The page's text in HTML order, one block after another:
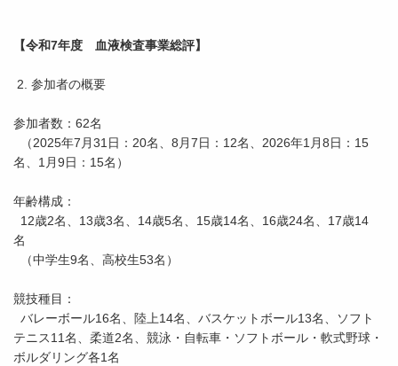
【令和7年度 血液検査事業総評】
2. 参加者の概要
参加者数：62名
（2025年7月31日：20名、8月7日：12名、2026年1月8日：15
名、1月9日：15名）
年齢構成：
12歳2名、13歳3名、14歳5名、15歳14名、16歳24名、17歳14
名
（中学生9名、高校生53名）
競技種目：
バレーボール16名、陸上14名、バスケットボール13名、ソフト
テニス11名、柔道2名、競泳・自転車・ソフトボール・軟式野球・
ボルダリング各1名